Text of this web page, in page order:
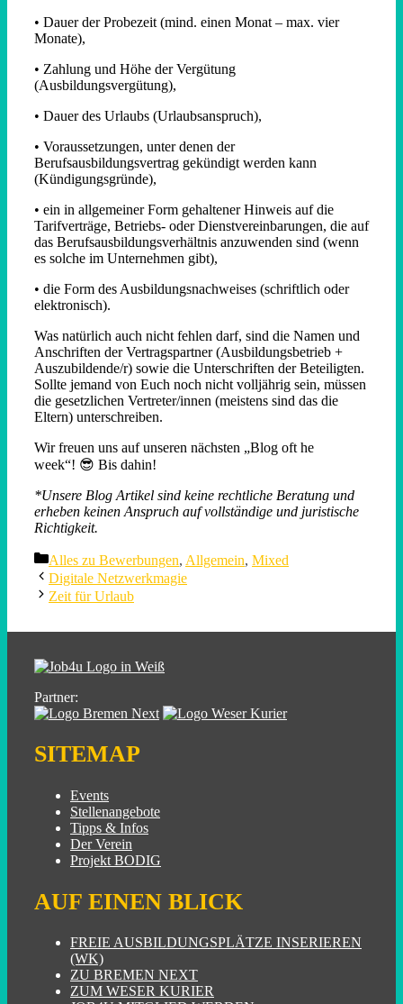
• Dauer der Probezeit (mind. einen Monat – max. vier
Monate),
• Zahlung und Höhe der Vergütung
(Ausbildungsvergütung),
• Dauer des Urlaubs (Urlaubsanspruch),
• Voraussetzungen, unter denen der
Berufsausbildungsvertrag gekündigt werden kann
(Kündigungsgründe),
• ein in allgemeiner Form gehaltener Hinweis auf die
Tarifverträge, Betriebs- oder Dienstvereinbarungen, die auf
das Berufsausbildungsverhältnis anzuwenden sind (wenn
es solche im Unternehmen gibt),
• die Form des Ausbildungsnachweises (schriftlich oder
elektronisch).
Was natürlich auch nicht fehlen darf, sind die Namen und
Anschriften der Vertragspartner (Ausbildungsbetrieb +
Auszubildende/r) sowie die Unterschriften der Beteiligten.
Sollte jemand von Euch noch nicht volljährig sein, müssen
die gesetzlichen Vertreter/innen (meistens sind das die
Eltern) unterschreiben.
Wir freuen uns auf unseren nächsten „Blog oft he
week“! 😎 Bis dahin!
*Unsere Blog Artikel sind keine rechtliche Beratung und
erheben keinen Anspruch auf vollständige und juristische
Richtigkeit.
Categories
Alles zu Bewerbungen, Allgemein, Mixed
Digitale Netzwerkmagie
Zeit für Urlaub
Partner:
SITEMAP
Events
Stellenangebote
Tipps & Infos
Der Verein
Projekt BODIG
AUF EINEN BLICK
FREIE AUSBILDUNGSPLÄTZE INSERIEREN
(WK)
ZU BREMEN NEXT
ZUM WESER KURIER